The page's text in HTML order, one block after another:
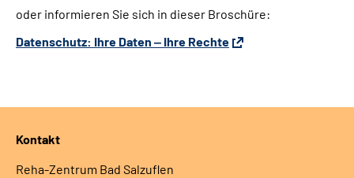
oder informieren Sie sich in dieser Broschüre:
Datenschutz: Ihre Daten ‒ Ihre Rechte
Kontakt
Reha-Zentrum Bad Salzuflen